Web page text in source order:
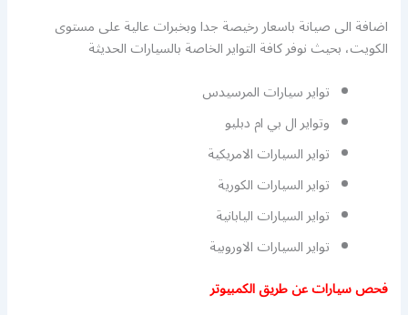
اضافة الى صيانة باسعار رخيصة جدا وبخبرات عالية على مستوى
الكويت، بحيث نوفر كافة التواير الخاصة بالسيارات الحديثة
تواير سيارات المرسيدس
وتواير ال بي ام دبليو
تواير السيارات الامريكية
تواير السيارات الكورية
تواير السيارات اليابانية
تواير السيارات الاوروبية
فحص سيارات عن طريق الكمبيوتر